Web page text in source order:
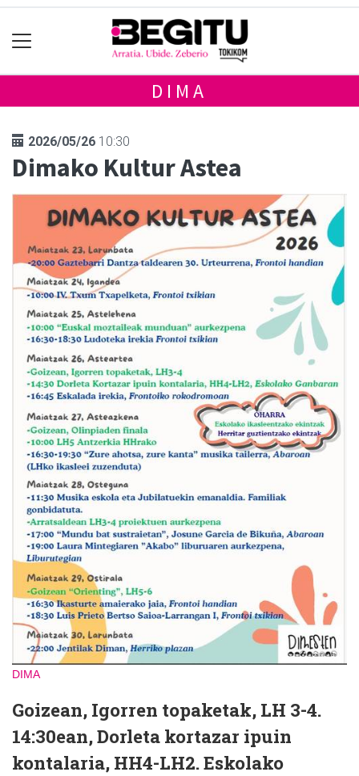
DIMA
2026/05/26 10:30
Dimako Kultur Astea
DIMA
Goizean, Igorren topaketak, LH 3-4.
14:30ean, Dorleta kortazar ipuin
kontalaria, HH4-LH2. Eskolako